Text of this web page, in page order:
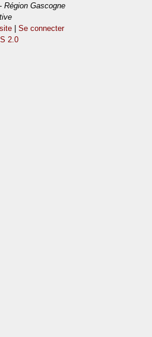
-Région Gascogne
|Se connecter
2.0